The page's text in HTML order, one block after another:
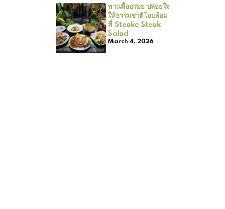
ทานมื้ออร่อย ปล่อยใจ
ให้ธรรมชาติโอบล้อม
ที่ Steake Steak
Salad
March 4, 2026